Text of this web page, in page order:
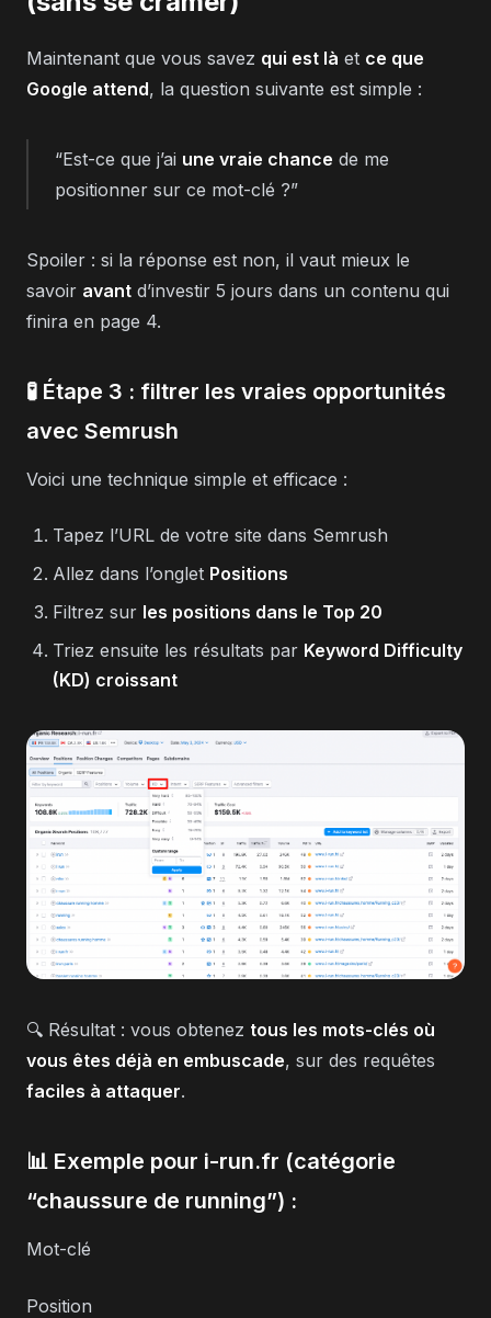
Maintenant que vous savez qui est là et ce que
Google attend, la question suivante est simple :
“Est-ce que j’ai une vraie chance de me
positionner sur ce mot-clé ?”
Spoiler : si la réponse est non, il vaut mieux le
savoir avant d’investir 5 jours dans un contenu qui
finira en page 4.
🧪 Étape 3 : filtrer les vraies opportunités
avec Semrush
Voici une technique simple et efficace :
Tapez l’URL de votre site dans Semrush
Allez dans l’onglet Positions
Filtrez sur les positions dans le Top 20
Triez ensuite les résultats par Keyword Difficulty
(KD) croissant
🔍 Résultat : vous obtenez tous les mots-clés où
vous êtes déjà en embuscade, sur des requêtes
faciles à attaquer.
📊 Exemple pour i-run.fr (catégorie
“chaussure de running”) :
Mot-clé
Position